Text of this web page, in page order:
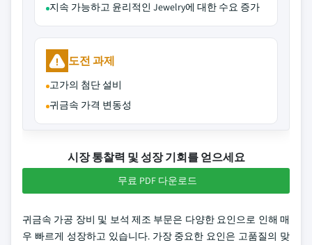
지속 가능하고 윤리적인 Jewelry에 대한 수요 증가
도전 과제
고가의 첨단 설비
귀금속 가격 변동성
시장 통찰력 및 성장 기회를 얻으세요
무료 PDF 다운로드
귀금속 가공 장비 및 보석 제조 부문은 다양한 요인으로 인해 매
우 빠르게 성장하고 있습니다. 가장 중요한 요인은 고품질의 맞